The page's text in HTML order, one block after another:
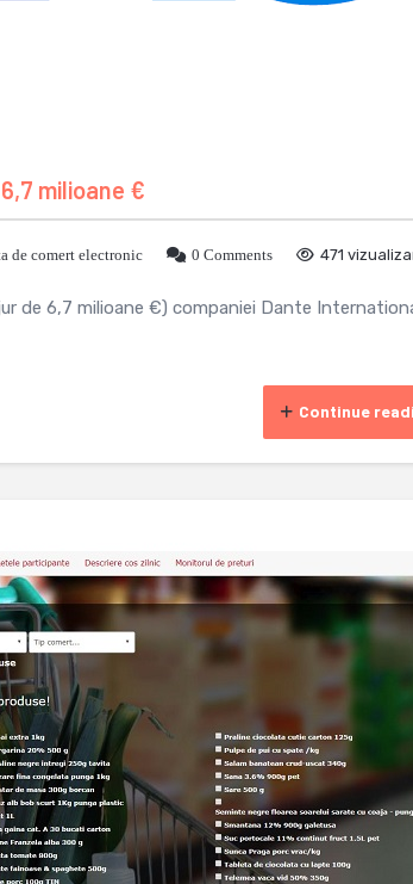
milioane €
de comert electronic 0 Comments 471
de 6,7 milioane €) companiei Dante
Continue